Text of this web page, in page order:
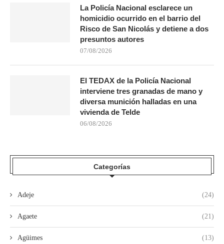
La Policía Nacional esclarece un
homicidio ocurrido en el barrio del
Risco de San Nicolás y detiene a dos
presuntos autores
07/08/2026
El TEDAX de la Policía Nacional
interviene tres granadas de mano y
diversa munición halladas en una
vivienda de Telde
06/08/2026
Categorías
Adeje (24)
Agaete (21)
Agüimes (13)